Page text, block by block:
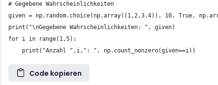
# Gegebene Wahrscheinlichkeiten
given = np.random.choice(np.array((1,2,3,4)), 10, True,
print("\nGegebene Wahrscheinlichkeiten: ", given)
for i in range(1,5):
Code kopieren